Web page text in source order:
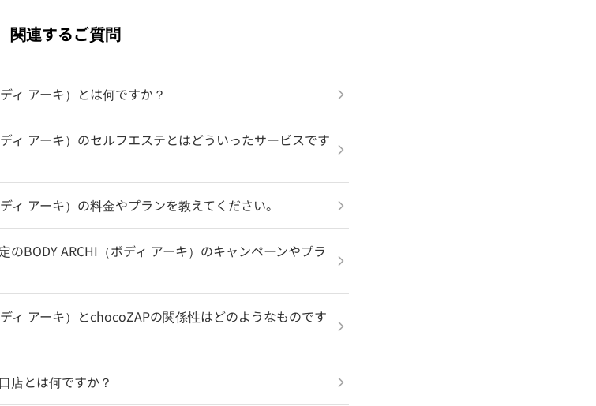
関連するご質問
ィ アーキ）とは何ですか？
ディ アーキ）のセルフエステとはどういったサービスです
ィ アーキ）の料金やプランを教えてください。
のBODY ARCHI（ボディ アーキ）のキャンペーンやプラ
ディ アーキ）とchocoZAPの関係性はどのようなものです
店とは何ですか？